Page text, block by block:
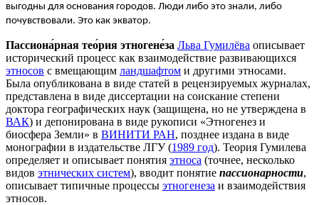
выгодны для основания городов. Люди либо это знали, либо
почувствовали. Это как экватор.
Пассиона́рная тео́рия этногене́за Льва Гумилёва описывает
исторический процесс как взаимодействие развивающихся
этносов с вмещающим ландшафтом и другими этносами.
Была опубликована в виде статей в рецензируемых журналах,
представлена в виде диссертации на соискание степени
доктора географических наук (защищена, но не утверждена в
ВАК) и депонирована в виде рукописи «Этногенез и
биосфера Земли» в ВИНИТИ РАН, позднее издана в виде
монографии в издательстве ЛГУ (1989 год). Теория Гумилева
определяет и описывает понятия этноса (точнее, несколько
видов этнических систем), вводит понятие пассионарности,
описывает типичные процессы этногенеза и взаимодействия
этносов.